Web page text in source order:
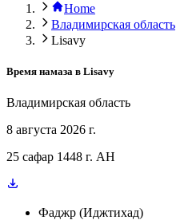
Home
Владимирская область
Lisavy
Время намаза в Lisavy
Владимирская область
8 августа 2026 г.
25 сафар 1448 г. AH
Фаджр (Иджтихад)